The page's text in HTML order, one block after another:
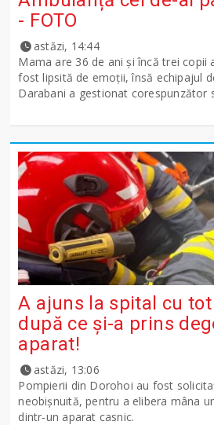
- FOTO
astăzi, 14:44
Mama are 36 de ani și încă trei copii
fost lipsită de emoții, însă echipajul
Darabani a gestionat corespunzător
A ajuns la spital cu
după ce și-a prins
aparat!
astăzi, 13:06
Pompierii din Dorohoi au fost
neobișnuită, pentru a elibera mâna
dintr-un aparat casnic.